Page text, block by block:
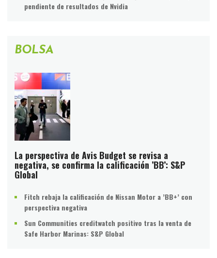
pendiente de resultados de Nvidia
BOLSA
La perspectiva de Avis Budget se revisa a
negativa, se confirma la calificación ’BB’: S&P
Global
Fitch rebaja la calificación de Nissan Motor a ’BB+’ con
perspectiva negativa
Sun Communities creditwatch positivo tras la venta de
Safe Harbor Marinas: S&P Global